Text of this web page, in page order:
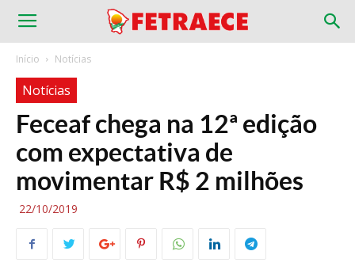
Início Notícias
Notícias
Feceaf chega na 12ª edição
com expectativa de
movimentar R$ 2 milhões
22/10/2019